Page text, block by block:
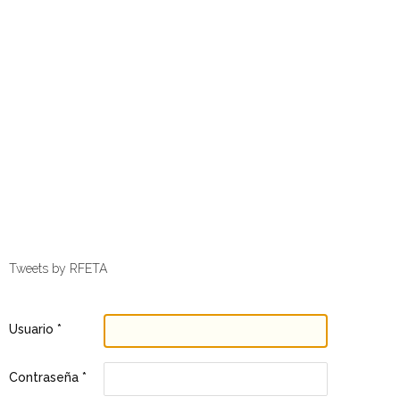
Tweets by RFETA
Usuario *
Contraseña *